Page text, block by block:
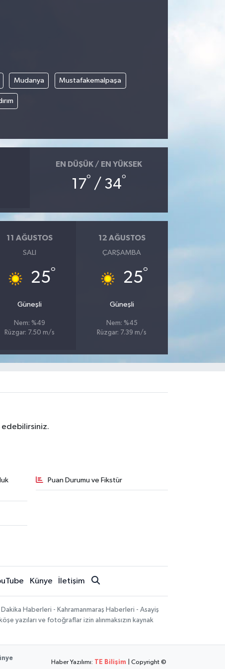
Mudanya Mustafakemalpaşa
EN DÜŞÜK / EN YÜKSEK
17° / 34°
11 AĞUSTOS
SALI
25°
Güneşli
Nem: %49
Rüzgar: 7.50 m/s
12 AĞUSTOS
ÇARŞAMBA
25°
Güneşli
Nem: %45
Rüzgar: 7.39 m/s
edebilirsiniz.
Puan Durumu ve Fikstür
Künye İletişim
Haberleri - Kahramanmaraş Haberleri - Asayiş
yazıları ve fotoğraflar izin alınmaksızın kaynak
Haber Yazılımı: TE Bilişim
| Copyright ©